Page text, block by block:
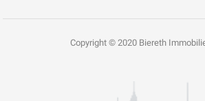
Copyright © 2020 Biereth